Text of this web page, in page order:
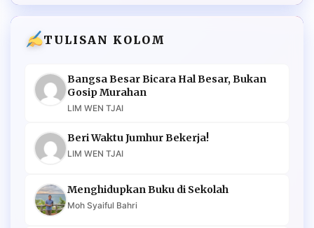
TULISAN KOLOM
Bangsa Besar Bicara Hal Besar, Bukan
Gosip Murahan
LIM WEN TJAI
Beri Waktu Jumhur Bekerja!
LIM WEN TJAI
Menghidupkan Buku di Sekolah
Moh Syaiful Bahri